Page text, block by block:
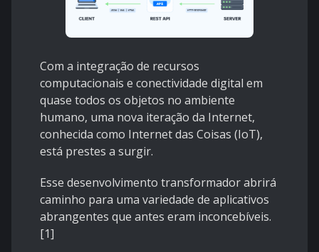
Com a integração de recursos
computacionais e conectividade digital em
quase todos os objetos no ambiente
humano, uma nova iteração da Internet,
conhecida como Internet das Coisas (IoT),
está prestes a surgir.
Esse desenvolvimento transformador abrirá
caminho para uma variedade de aplicativos
abrangentes que antes eram inconcebíveis.
[1]